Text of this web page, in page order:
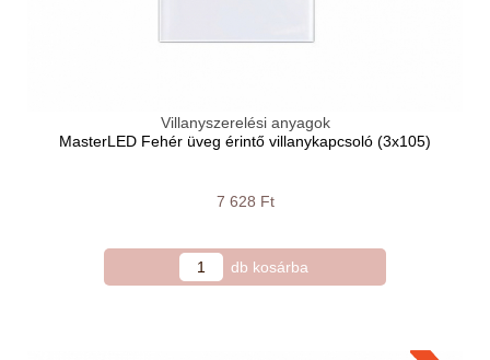
Villanyszerelési anyagok
MasterLED Fehér üveg érintő villanykapcsoló (3x105)
7 628 Ft